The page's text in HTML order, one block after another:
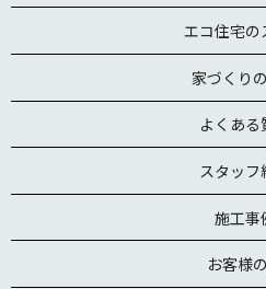
エコ住宅の
家づくり
よくある
スタッフ
施工事
お客様